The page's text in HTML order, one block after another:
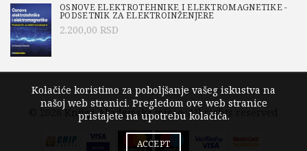
OSNOVE ELEKTROTEHNIKE I ELEKTROMAGNETIKE -
PODSETNIK ZA ELEKTROINŽENJERE
2.200,00 RSD
© 2026 Knjige Akademska misao. All rights reserved
Kolačiće koristimo za poboljšanje vašeg iskustva na
našoj web stranici. Pregledom ove web stranice
pristajete na upotrebu kolačića.
ACCEPT